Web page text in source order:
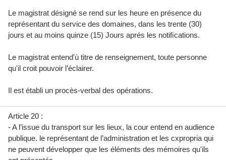
Le magistrat désigné se rend sur les heure en présence du
représentant du service des domaines, dans les trente (30)
jours et au moins quinze (15) Jours aprés les notiﬁcations.
Le magistrat entend'ù titre de renseignement, toute personne
qu'il croit pouvoir l’éclairer.
Il est établi un procès-verbal des opérations.
Article 20 :
- A l’issue du transport sur les lieux, la cour entend en audience
publique. le représentant de l’administration et les cxpropria qui
ne peuvent développer que les éléments des mémoires qu'ils